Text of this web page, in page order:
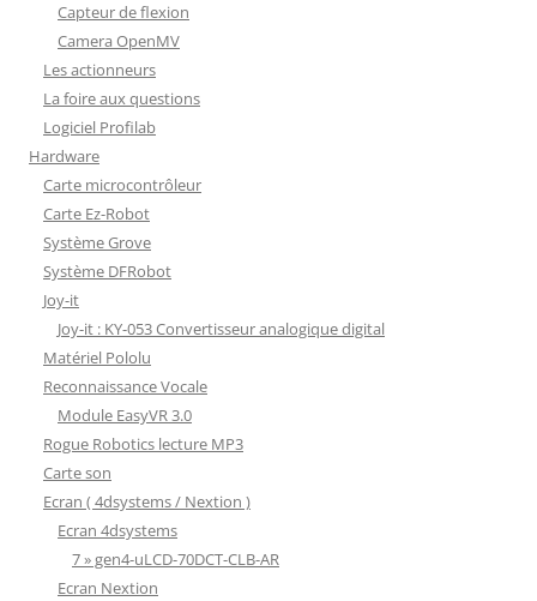
Capteur de flexion
Camera OpenMV
Les actionneurs
La foire aux questions
Logiciel Profilab
Hardware
Carte microcontrôleur
Carte Ez-Robot
Système Grove
Système DFRobot
Joy-it
Joy-it : KY-053 Convertisseur analogique digital
Matériel Pololu
Reconnaissance Vocale
Module EasyVR 3.0
Rogue Robotics lecture MP3
Carte son
Ecran ( 4dsystems / Nextion )
Ecran 4dsystems
7 » gen4-uLCD-70DCT-CLB-AR
Ecran Nextion